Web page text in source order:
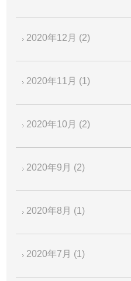
2020年12月 (2)
2020年11月 (1)
2020年10月 (2)
2020年9月 (2)
2020年8月 (1)
2020年7月 (1)